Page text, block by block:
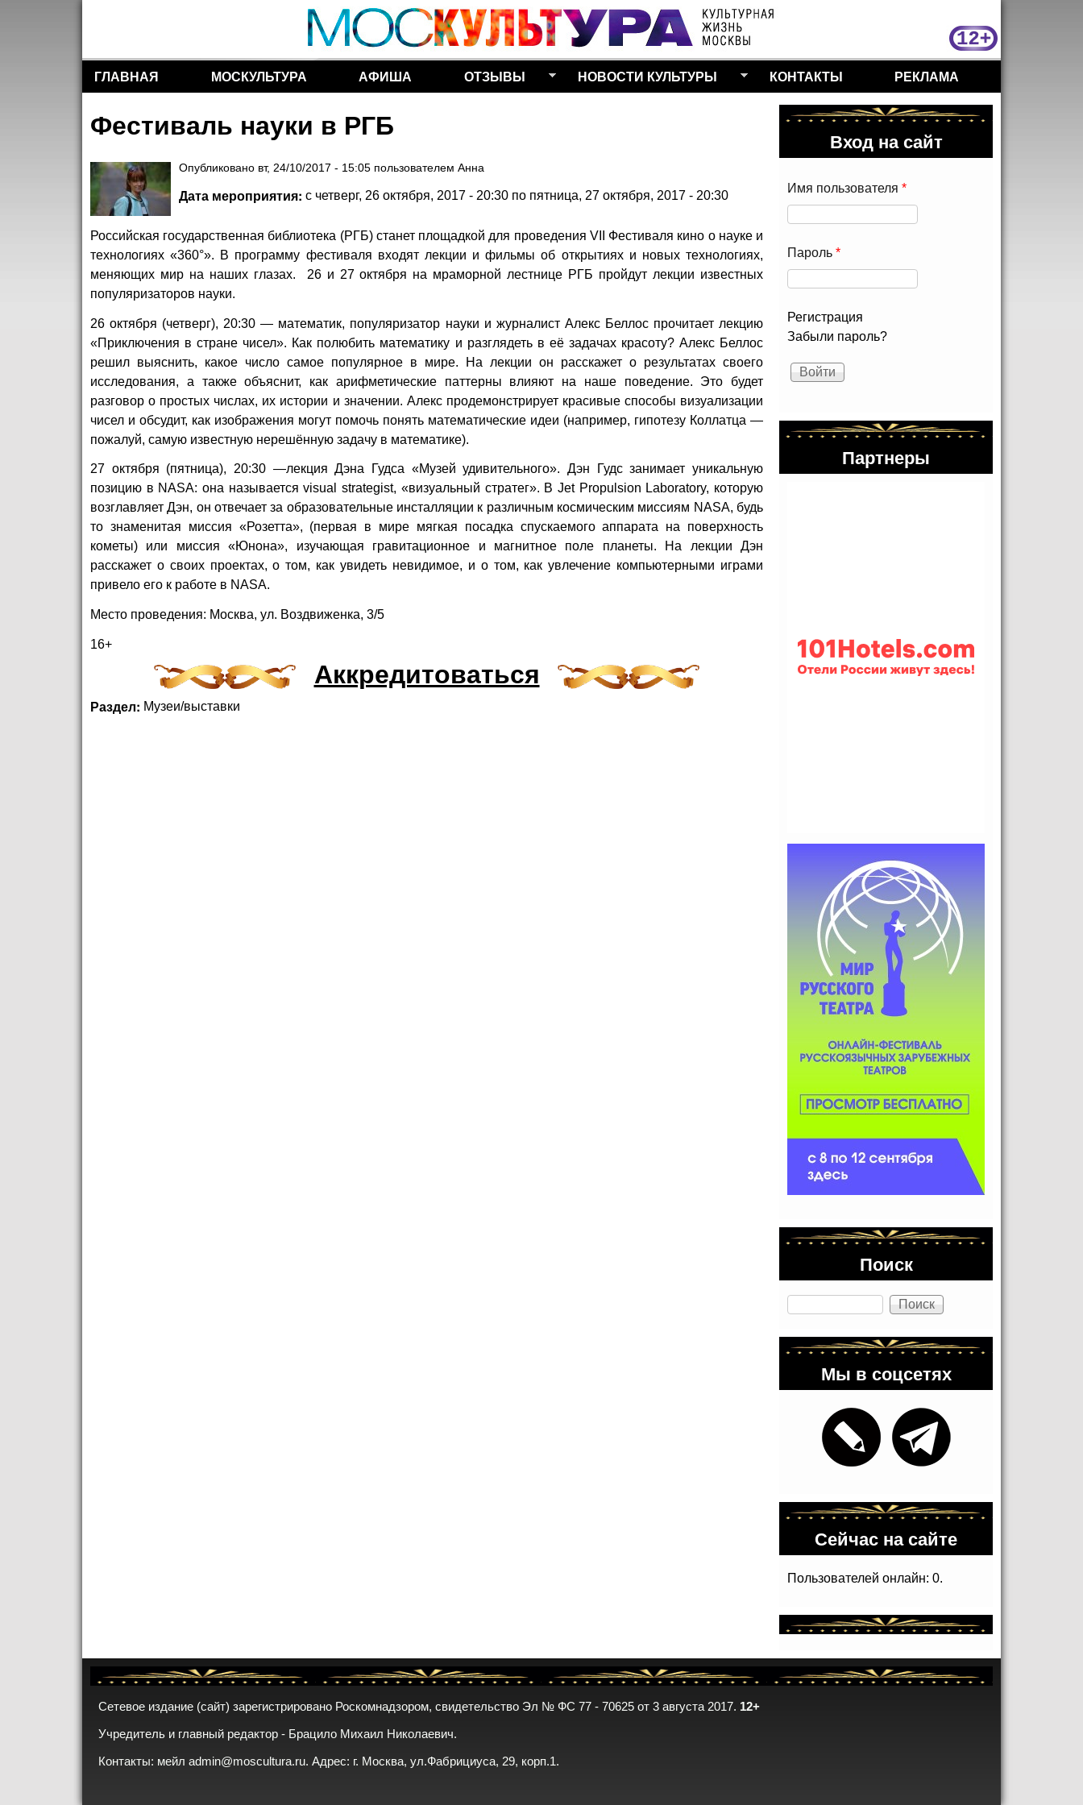
Перейти к основному
содержанию
Разделы сайта
ГЛАВНАЯ МОСКУЛЬТУРА АФИША ОТЗЫВЫ НОВОСТИ КУЛЬТУРЫ КОНТАКТЫ РЕКЛАМА
Фестиваль науки в РГБ
Опубликовано вт, 24/10/2017 - 15:05 пользователем Анна
Дата мероприятия: с четверг, 26 октября, 2017 - 20:30 по пятница, 27 октября, 2017 - 20:30
Российская государственная библиотека (РГБ) станет площадкой для проведения VII Фестиваля кино о науке и
технологиях «360°». В программу фестиваля входят лекции и фильмы об открытиях и новых технологиях,
меняющих мир на наших глазах. 26 и 27 октября на мраморной лестнице РГБ пройдут лекции известных
популяризаторов науки.
26 октября (четверг), 20:30 — математик, популяризатор науки и журналист Алекс Беллос прочитает лекцию
«Приключения в стране чисел». Как полюбить математику и разглядеть в её задачах красоту? Алекс Беллос
решил выяснить, какое число самое популярное в мире. На лекции он расскажет о результатах своего
исследования, а также объяснит, как арифметические паттерны влияют на наше поведение. Это будет
разговор о простых числах, их истории и значении. Алекс продемонстрирует красивые способы визуализации
чисел и обсудит, как изображения могут помочь понять математические идеи (например, гипотезу Коллатца —
пожалуй, самую известную нерешённую задачу в математике).
27 октября (пятница), 20:30 —лекция Дэна Гудса «Музей удивительного». Дэн Гудс занимает уникальную
позицию в NASA: она называется visual strategist, «визуальный стратег». В Jet Propulsion Laboratory, которую
возглавляет Дэн, он отвечает за образовательные инсталляции к различным космическим миссиям NASA, будь
то знаменитая миссия «Розетта», (первая в мире мягкая посадка спускаемого аппарата на поверхность
кометы) или миссия «Юнона», изучающая гравитационное и магнитное поле планеты. На лекции Дэн
расскажет о своих проектах, о том, как увидеть невидимое, и о том, как увлечение компьютерными играми
привело его к работе в NASA.
Место проведения: Москва, ул. Воздвиженка, 3/5
16+
Аккредитоваться
Раздел: Музеи/выставки
Вход на сайт
Имя пользователя *
Пароль *
Регистрация
Забыли пароль?
Партнеры
Поиск
Поиск
Мы в соцсетях
Сейчас на сайте
Пользователей онлайн: 0.
Сетевое издание (сайт) зарегистрировано Роскомнадзором, свидетельство Эл № ФС 77 - 70625 от 3 августа 2017. 12+
Учредитель и главный редактор - Брацило Михаил Николаевич.
Контакты: мейл admin@moscultura.ru. Адрес: г. Москва, ул.Фабрициуса, 29, корп.1.